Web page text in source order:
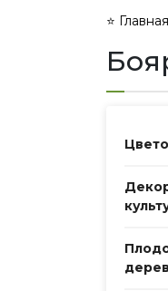
⭐ Главная